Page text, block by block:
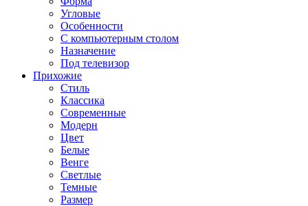
Угловые
Особенности
С компьютерным столом
Назначение
Под телевизор
Прихожие
Стиль
Классика
Современные
Модерн
Цвет
Белые
Венге
Светлые
Темные
Размер